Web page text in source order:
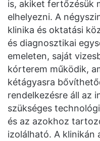
is, akiket fertőzésük
elhelyezni. A
klinika és oktatási
és diagnosztikai
emeleten, saját
kórterem működik,
kétágyasra
rendelkezésre áll az
szükséges
és az azokhoz
izolálható. A klinikán